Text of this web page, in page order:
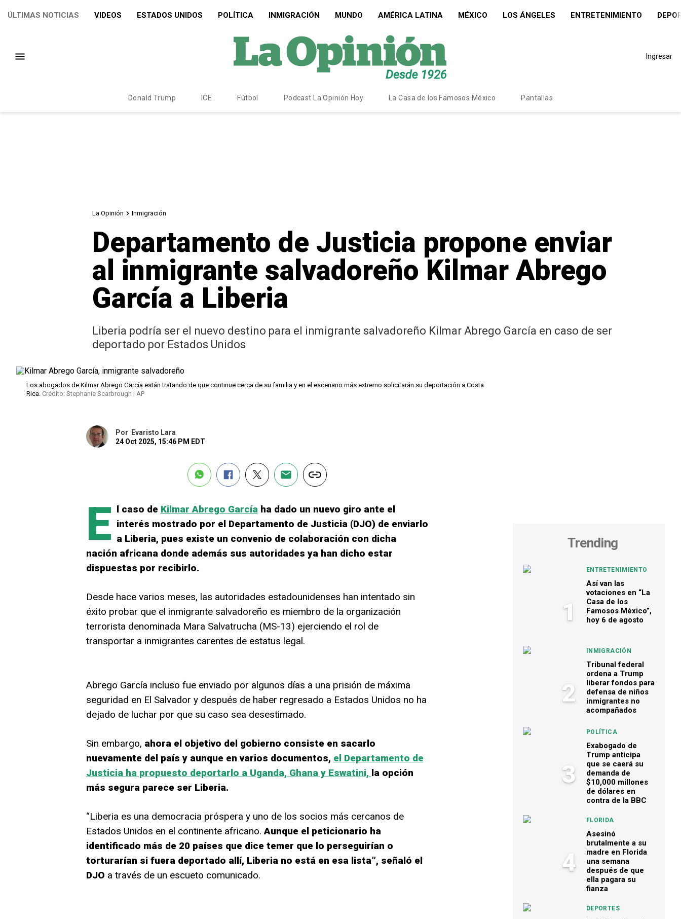
ÚLTIMAS NOTICIAS VIDEOS ESTADOS UNIDOS POLÍTICA INMIGRACIÓN MUNDO AMÉRICA LATINA MÉXICO LOS ÁNGELES ENTRETENIMIENTO
Ingresar
Donald Trump ICE Fútbol Podcast La Opinión Hoy La Casa de los Famosos México Pantallas
La Opinión Inmigración
Departamento de Justicia propone enviar
al inmigrante salvadoreño Kilmar Abrego
García a Liberia
Liberia podría ser el nuevo destino para el inmigrante salvadoreño Kilmar Abrego García en caso de ser
deportado por Estados Unidos
Los abogados de Kilmar Abrego García están tratando de que continue cerca de su familia y en el escenario más extremo solicitarán su deportación a Costa
Rica. Crédito: Stephanie Scarbrough | AP
Por
Evaristo Lara
24 Oct 2025, 15:46 PM EDT
E l caso de Kilmar Abrego Garcíaha dado un nuevo giro ante el
interés mostrado por el Departamento de Justicia (DJO) de enviarlo
a Liberia, pues existe un convenio de colaboración con dicha
nación africana donde además sus autoridades ya han dicho estar
dispuestas por recibirlo.
Desde hace varios meses, las autoridades estadounidenses han intentado sin
éxito probar que el inmigrante salvadoreño es miembro de la organización
terrorista denominada Mara Salvatrucha (MS-13) ejerciendo el rol de
transportar a inmigrantes carentes de estatus legal.
Abrego García incluso fue enviado por algunos días a una prisión de máxima
seguridad en El Salvador y después de haber regresado a Estados Unidos no ha
dejado de luchar por que su caso sea desestimado.
Sin embargo, ahora el objetivo del gobierno consiste en sacarlo
nuevamente del país y aunque en varios documentos, el Departamento de
Justicia ha propuesto deportarlo a Uganda, Ghana y Eswatini, la opción
más segura parece ser Liberia.
“Liberia es una democracia próspera y uno de los socios más cercanos de
Estados Unidos en el continente africano.Aunque el peticionario ha
identificado más de 20 países que dice temer que lo perseguirían o
torturarían si fuera deportado allí, Liberia no está en esa lista”, señaló el
DJO a través de un escueto comunicado.
Trending
1
ENTRETENIMIENTO
Así van las
votaciones en “La
Casa de los
Famosos México”,
hoy 6 de agosto
2
INMIGRACIÓN
Tribunal federal
ordena a Trump
liberar fondos para
defensa de niños
inmigrantes no
acompañados
3
POLÍTICA
Exabogado de
Trump anticipa
que se caerá su
demanda de
$10,000 millones
de dólares en
contra de la BBC
4
FLORIDA
Asesinó
brutalmente a su
madre en Florida
una semana
después de que
ella pagara su
fianza
DEPORTES